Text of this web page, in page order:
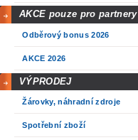
AKCE pouze pro partnery
Odběrový bonus 2026
AKCE 2026
VÝPRODEJ
Žárovky, náhradní zdroje
Spotřební zboží